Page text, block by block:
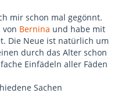
mir schon mal gegönnt.
von Bernina und habe mit
Die Neue ist natürlich um
durch das Alter schon
Einfädeln aller Fäden
Sachen